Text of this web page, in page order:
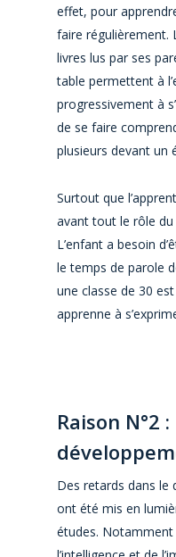
effet, pour
faire régulièrement.
livres lus par ses
table permettent à
progressivement à
de se faire
plusieurs devant un
Surtout que
avant tout le rôle du
L’enfant a besoin
le temps de parole
une classe de 30
apprenne à
Raison N°2
Des retards dans le
ont été mis en
études.